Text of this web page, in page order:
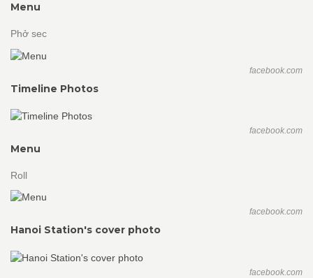
Menu
Phở sec
facebook.com
Timeline Photos
facebook.com
Menu
Roll
facebook.com
Hanoi Station's cover photo
facebook.com